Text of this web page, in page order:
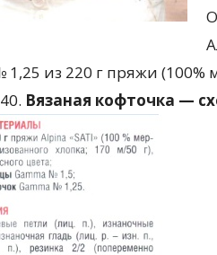
из 220 г пряжи (100%
Вязаная кофточка —